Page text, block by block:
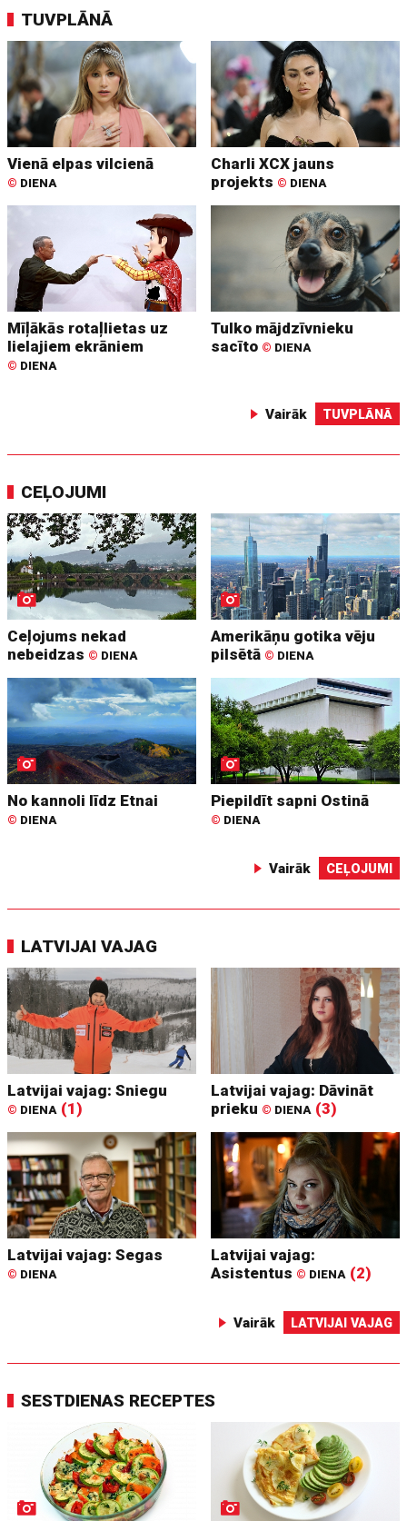
TUVPLĀNĀ
Vienā elpas vilcienā
© DIENA
Charli XCX jauns
projekts © DIENA
Mīļākās rotaļlietas uz
lielajiem ekrāniem
© DIENA
Tulko mājdzīvnieku
sacīto © DIENA
Vairāk TUVPLĀNĀ
CEĻOJUMI
Ceļojums nekad
nebeidzas © DIENA
Amerikāņu gotika vēju
pilsētā © DIENA
No kannoli līdz Etnai
© DIENA
Piepildīt sapni Ostinā
© DIENA
Vairāk CEĻOJUMI
LATVIJAI VAJAG
Latvijai vajag: Sniegu
© DIENA (1)
Latvijai vajag: Dāvināt
prieku © DIENA (3)
Latvijai vajag: Segas
© DIENA
Latvijai vajag:
Asistentus © DIENA (2)
Vairāk LATVIJAI VAJAG
SESTDIENAS RECEPTES